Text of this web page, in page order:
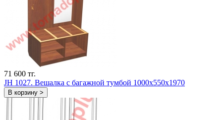
71 600 тг.
JH 1027. Вешалка с багажной тумбой 1000х550х1970
В корзину >